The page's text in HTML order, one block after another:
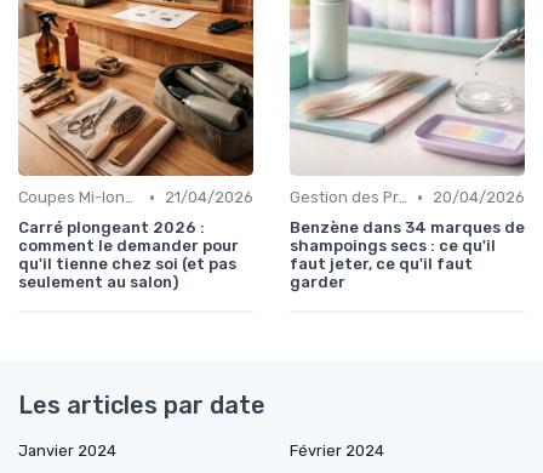
Coupes Mi-longues •
21/04/2026
Carré plongeant 2026 :
comment le demander pour
qu'il tienne chez soi (et pas
seulement au salon)
Gestion des Problèmes Capillaires •
20/04/2026
Benzène dans 34 marques de
shampoings secs : ce qu'il
faut jeter, ce qu'il faut
garder
Les articles par date
Janvier 2024
Février 2024